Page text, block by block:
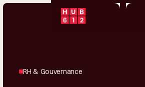
RH & Gouvernance